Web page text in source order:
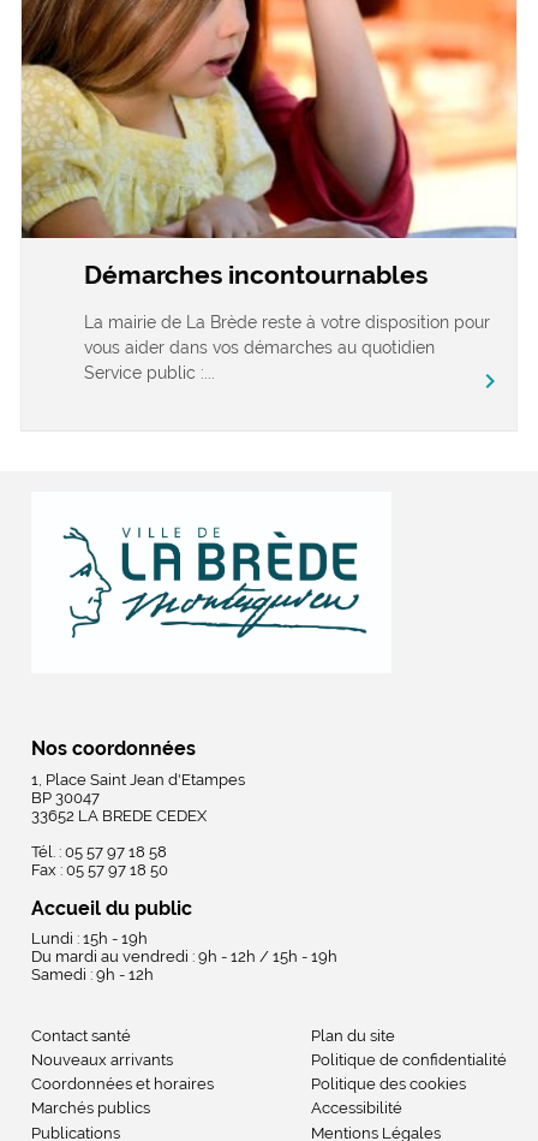
Démarches incontournables
La mairie de La Brède reste à votre disposition pour
vous aider dans vos démarches au quotidien
Service public :...
chevron_right
Nos coordonnées
1, Place Saint Jean d'Etampes
BP 30047
33652 LA BREDE CEDEX
Tél. : 05 57 97 18 58
Fax : 05 57 97 18 50
Accueil du public
Lundi : 15h - 19h
Du mardi au vendredi : 9h - 12h / 15h - 19h
Samedi : 9h - 12h
Contact santé
Nouveaux arrivants
Coordonnées et horaires
Marchés publics
Publications
Plan du site
Politique de confidentialité
Politique des cookies
Accessibilité
Mentions Légales